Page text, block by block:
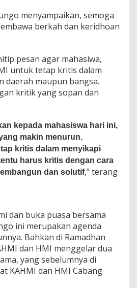
a
D
i
l
a
t
h
m
i
B
e
r
K
e
l
u
r
g
menyampaikan, semoga
berkah dan keridhoan
pesan agar mahasiwa,
untuk tetap kritis dalam
daerah maupun bangsa.
kritik yang sopan dan
kepada mahasiswa hari ini,
makin menurun.
kritis dalam menyikapi
harus kritis dengan cara
dan solutif,” terang
dan buka puasa bersama
ini merupakan agenda
Bahkan di Ramadhan
dan HMI menggelar dua
yang sebelumnya di
KAHMI dan HMI Cabang